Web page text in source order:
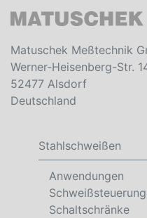
Matuschek Meßtechnik
Werner-Heisenberg-Str.
52477 Alsdorf
Deutschland
Stahlschweißen
Anwendungen
Schaltschränke